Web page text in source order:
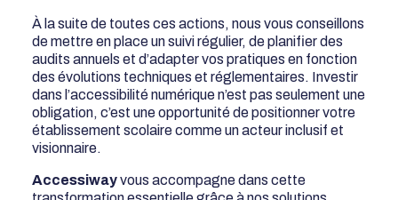
À la suite de toutes ces actions, nous vous conseillons
de mettre en place un suivi régulier, de planifier des
audits annuels et d’adapter vos pratiques en fonction
des évolutions techniques et réglementaires. Investir
dans l’accessibilité numérique n’est pas seulement une
obligation, c’est une opportunité de positionner votre
établissement scolaire comme un acteur inclusif et
visionnaire.
Accessiwayvous accompagne dans cette